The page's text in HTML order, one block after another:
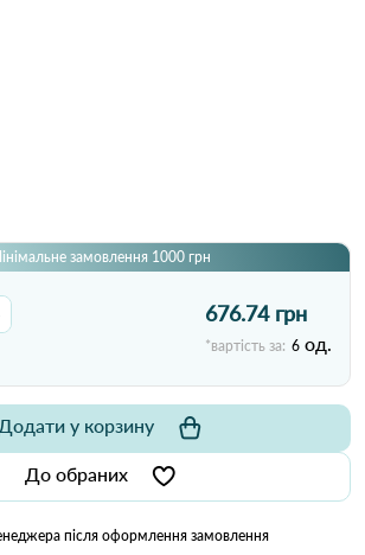
замовлення 1000 грн
676.74 грн
*вартість за: 6 од.
До обраних
Додати у корзину
після оформлення замовлення